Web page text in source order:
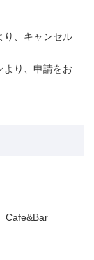
り、キャンセル
り、申請をお
Cafe&Bar